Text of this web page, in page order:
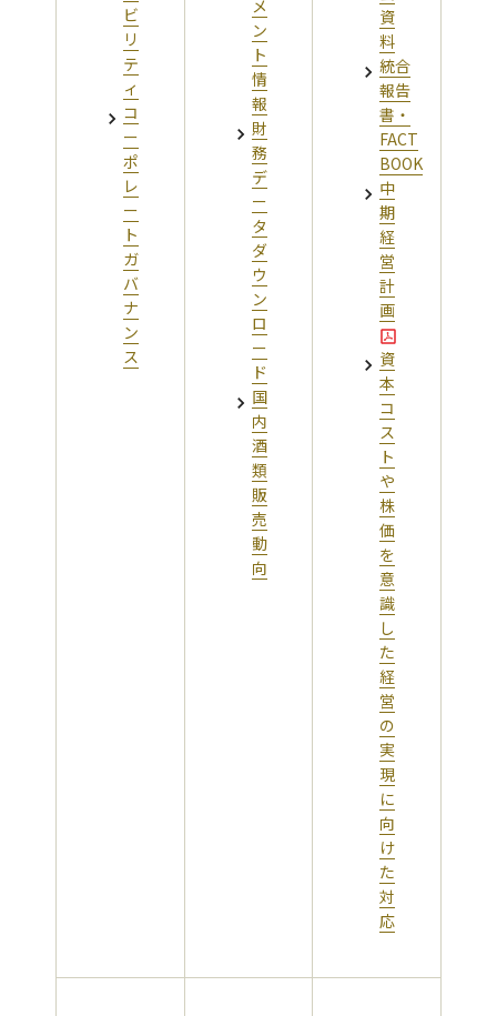
ビ
リ
テ
ィ
コ
ー
ポ
レ
ー
ト
ガ
バ
ナ
ン
ス
メ
ン
ト
情
報
財
務
デ
ー
タ
ダ
ウ
ン
ロ
ー
ド
国
内
酒
類
販
売
動
向
資
料
統合
報告
書・
FACT
BOOK
中
期
経
営
計
画
資
本
コ
ス
ト
や
株
価
を
意
識
し
た
経
営
の
実
現
に
向
け
た
対
応